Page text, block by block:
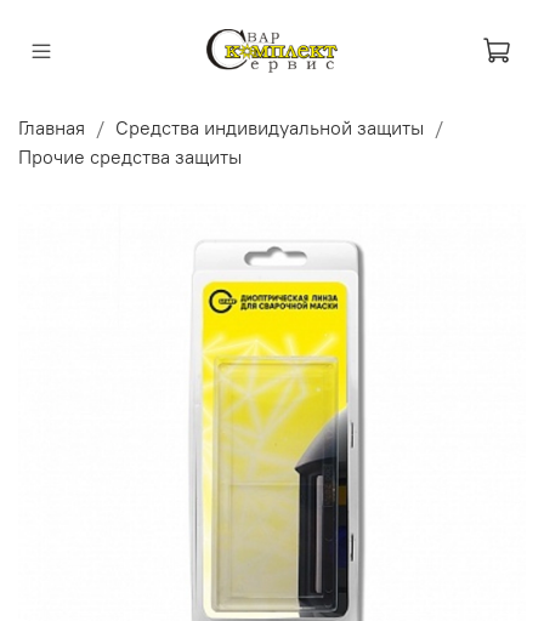
Главная
Средства индивидуальной защиты
Прочие средства защиты